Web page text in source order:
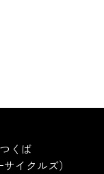
くば
イクルズ）